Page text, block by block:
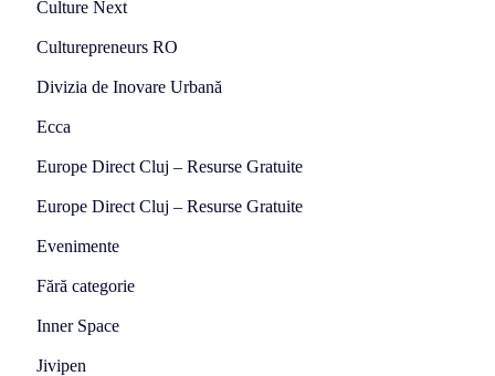
Culture Next
Culturepreneurs RO
Divizia de Inovare Urbană
Ecca
Europe Direct Cluj – Resurse Gratuite
Europe Direct Cluj – Resurse Gratuite
Evenimente
Fără categorie
Inner Space
Jivipen